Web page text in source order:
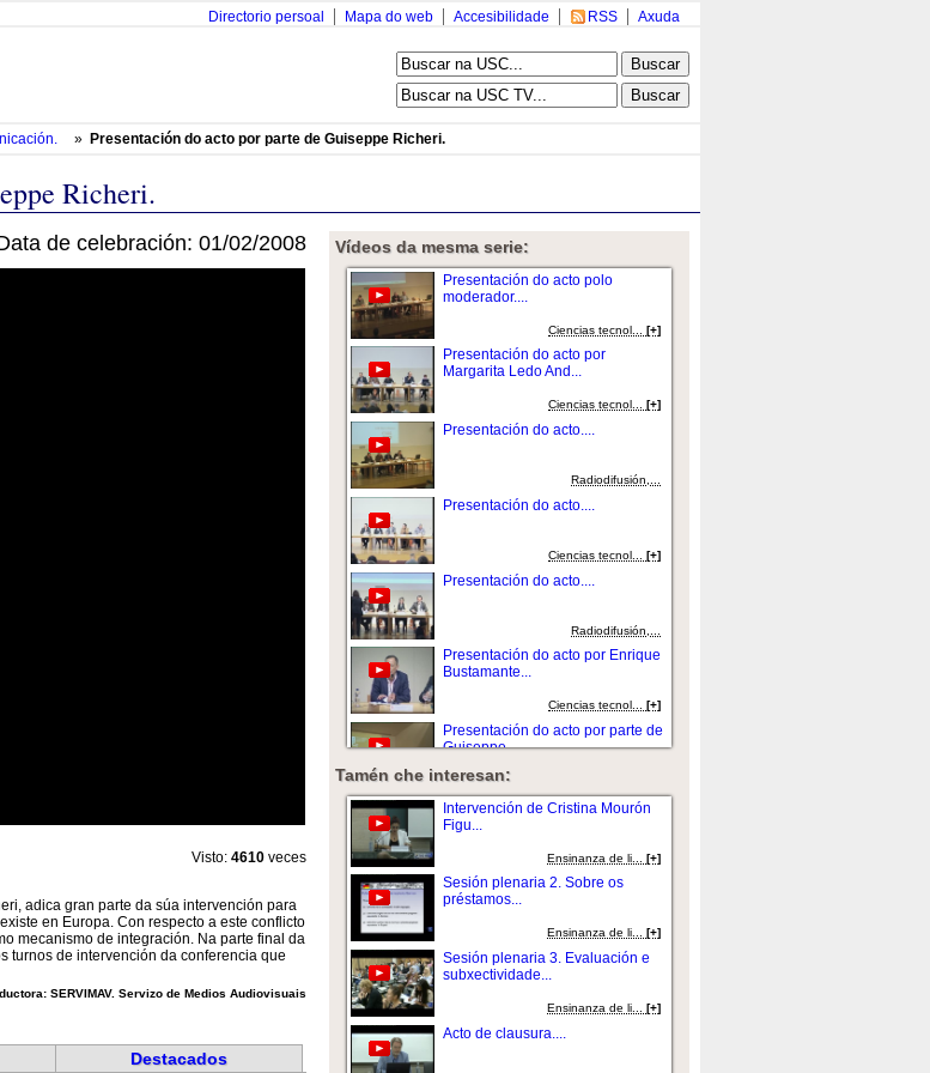
Axuda
RSS
Accesibilidade
Mapa do web
Directorio persoal
» Presentación do acto por parte de Guiseppe Richeri.
Richeri.
de celebración: 01/02/2008
Visto: 4610 veces
adica gran parte da súa intervención para
en Europa. Con respecto a este conflicto
mecanismo de integración. Na parte final da
turnos de intervención da conferencia que
SERVIMAV. Servizo de Medios Audiovisuais
Destacados
Vídeos da mesma serie:
Presentación do acto polo
moderador....
Ciencias tecnol...[+]
Presentación do acto por
Margarita Ledo And...
Ciencias tecnol... [+]
Presentación do acto....
Radiodifusión,...
Presentación do acto....
Ciencias tecnol...[+]
Presentación do acto....
Radiodifusión,...
Presentación do acto por Enrique
Bustamante...
Ciencias tecnol...[+]
Presentación do acto por parte de
Guiseppe ...
Presentación do acto por
Margarita Ledo And...
Radiodifusión,...[+]
Presentación do acto....
Radiodifusión,...
Presentación do acto...
Ciencias tecnol...[+]
Intervención de Ánxela Bugallo
Tamén che interesan:
Intervención de Cristina Mourón
Figu...
Ensinanza de li...[+]
Sesión plenaria 2. Sobre os
préstamos...
Ensinanza de li... [+]
Sesión plenaria 3. Evaluación e
subxectividade...
Ensinanza de li...[+]
Acto de clausura....